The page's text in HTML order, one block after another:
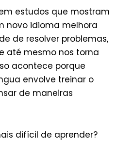
estudos que mostram
novo idioma melhora
de resolver problemas,
até mesmo nos torna
acontece porque
envolve treinar o
de maneiras
difícil de aprender?